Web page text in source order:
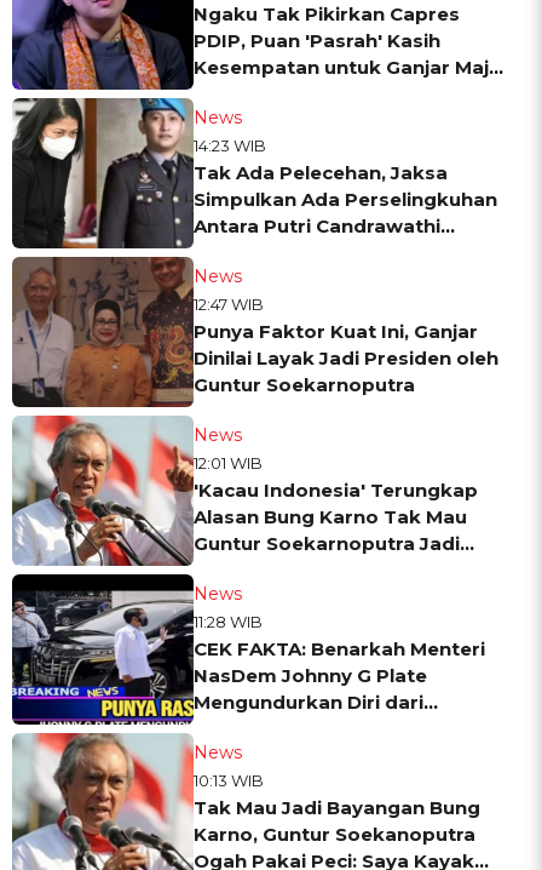
Ngaku Tak Pikirkan Capres
PDIP, Puan 'Pasrah' Kasih
Kesempatan untuk Ganjar Maju
News
14:23 WIB
Tak Ada Pelecehan, Jaksa
Simpulkan Ada Perselingkuhan
Antara Putri Candrawathi
News
12:47 WIB
Punya Faktor Kuat Ini, Ganjar
Dinilai Layak Jadi Presiden oleh
Guntur Soekarnoputra
News
12:01 WIB
'Kacau Indonesia' Terungkap
Alasan Bung Karno Tak Mau
Guntur Soekarnoputra Jadi
News
11:28 WIB
CEK FAKTA: Benarkah Menteri
NasDem Johnny G Plate
Mengundurkan Diri dari
News
10:13 WIB
Tak Mau Jadi Bayangan Bung
Karno, Guntur Soekanoputra
Ogah Pakai Peci: Saya Kayak